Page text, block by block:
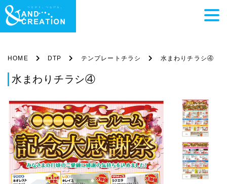
HOME DTP テンプレートチラシ 水まわりチラシ④
水まわりチラシ④